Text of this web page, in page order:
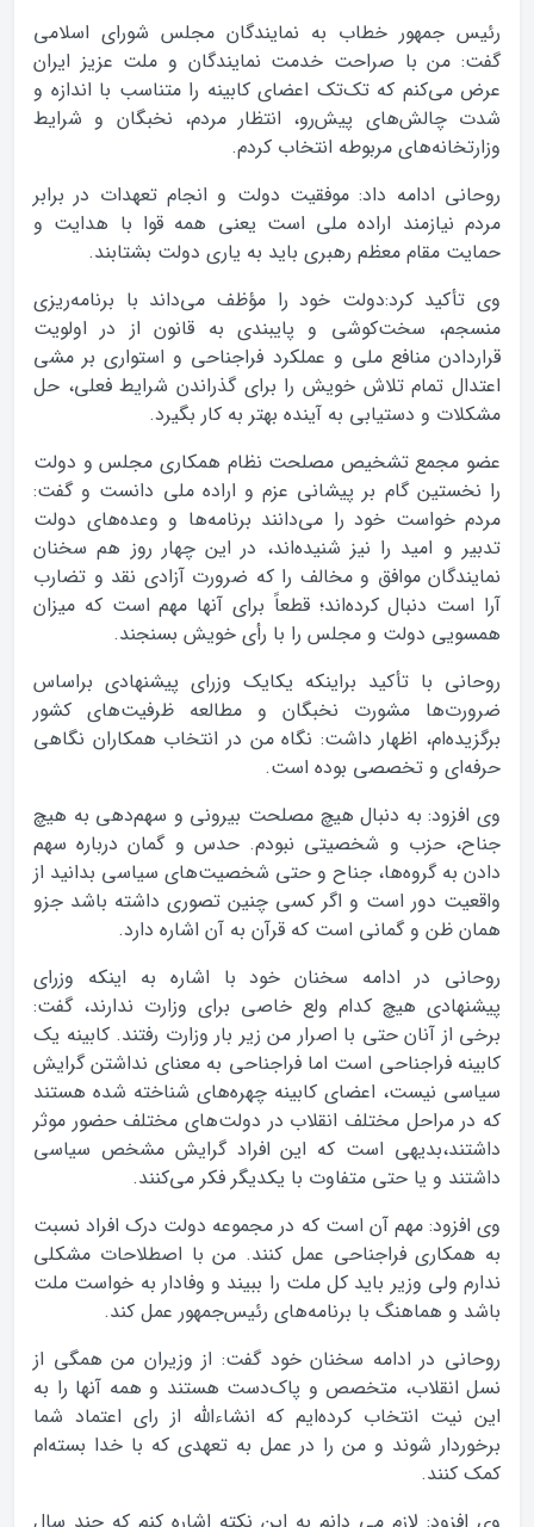
رئیس جمهور خطاب به نمایندگان مجلس شورای اسلامی
گفت: من با صراحت خدمت نمایندگان و ملت عزیز ایران
عرض می‌کنم که تک‌تک اعضای کابینه را متناسب با اندازه و
شدت چالش‌های پیش‌رو، انتظار مردم، نخبگان و شرایط
وزارتخانه‌های مربوطه انتخاب کردم.
روحانی ادامه داد: موفقیت دولت و انجام تعهدات در برابر
مردم نیازمند اراده ملی است یعنی همه قوا با هدایت و
حمایت مقام معظم رهبری باید به یاری دولت بشتابند.
وی تأکید کرد:‌دولت خود را مؤظف می‌داند با برنامه‌ریزی
منسجم، سخت‌کوشی و پایبندی به قانون از در اولویت
قراردادن منافع ملی و عملکرد فراجناحی و استواری بر مشی
اعتدال تمام تلاش خویش را برای گذراندن شرایط فعلی، حل
مشکلات و دستیابی به آینده بهتر به کار بگیرد.
عضو مجمع تشخیص مصلحت نظام همکاری مجلس و دولت
را نخستین گام بر پیشانی عزم و اراده ملی دانست و گفت:‌
مردم خواست خود را می‌دانند برنامه‌ها و وعده‌های دولت
تدبیر و امید را نیز شنیده‌اند، در این چهار روز هم سخنان
نمایندگان موافق و مخالف را که ضرورت آزادی نقد و تضارب
آرا است دنبال کرده‌‌‌‌‌اند؛ قطعاً برای آنها مهم است که میزان
همسویی دولت و مجلس را با رأی خویش بسنجند.
روحانی با تأکید براینکه یکایک وزرای پیشنهادی براساس
ضرورت‌ها مشورت نخبگان و مطالعه ظرفیت‌های کشور
برگزیده‌ام، اظهار داشت: نگاه من در انتخاب همکاران نگاهی
حرفه‌ای و تخصصی بوده است.
وی افزود: به دنبال هیچ مصلحت بیرونی و سهم‌دهی به هیچ
جناح، حزب و شخصیتی نبودم. حدس و گمان درباره سهم
دادن به گروه‌ها، جناح و حتی شخصیت‌های سیاسی بدانید از
واقعیت دور است و اگر کسی چنین تصوری داشته باشد جزو
همان ظن و گمانی است که قرآن به آن اشاره دارد.
روحانی در ادامه سخنان خود با اشاره به اینکه وزرای
پیشنهادی هیچ کدام ولع خاصی برای وزارت ندارند، گفت:‌
برخی از آنان حتی با اصرار من زیر بار وزارت رفتند. کابینه یک
کابینه فراجناحی است اما فراجناحی به معنای نداشتن گرایش
سیاسی نیست، اعضای کابینه چهره‌های شناخته شده هستند
که در مراحل مختلف انقلاب در دولت‌های مختلف حضور موثر
داشتند،بدیهی است که این افراد گرایش مشخص سیاسی
داشتند و یا حتی متفاوت با یکدیگر فکر می‌کنند.
وی افزود: مهم آن است که در مجموعه دولت درک افراد نسبت
به همکاری فراجناحی عمل کنند. من با اصطلاحات مشکلی
ندارم ولی وزیر باید کل ملت را ببیند و وفادار به خواست ملت
باشد و هماهنگ با برنامه‌های رئیس‌جمهور عمل کند.
روحانی در ادامه سخنان خود گفت:‌ از وزیران من همگی از
نسل انقلاب، متخصص و پاک‌دست هستند و همه آنها را به
این نیت انتخاب کرده‌ایم که انشاءالله از رای اعتماد شما
برخوردار شوند و من را در عمل به تعهدی که با خدا بسته‌‌ام
کمک کنند.